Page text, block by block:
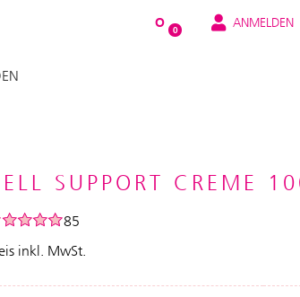
O 0 ANMELDEN
SUPPORT CREME
85
inkl. MwSt.